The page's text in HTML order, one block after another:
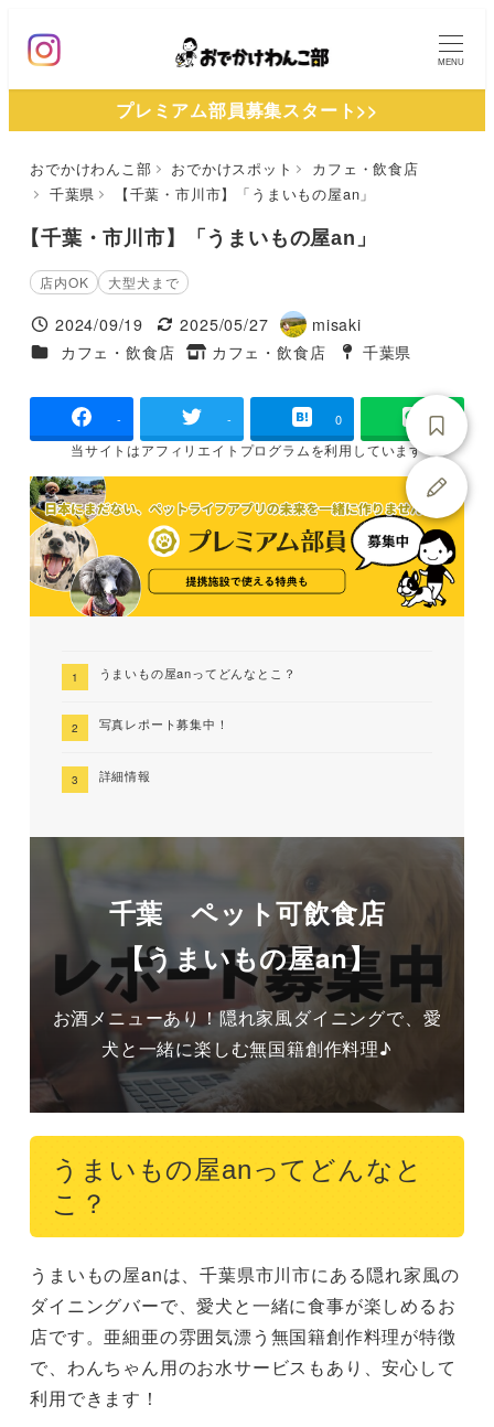
ン
MENU
プレミアム部員募集スタート>>
おでかけわんこ部 おでかけスポット
カフェ・飲食店
千葉県
【千葉・市川市】「うまいもの屋an」
【千葉・市川市】「うまいもの屋an」
店内OK 大型犬まで
投稿日
2024/09/19
更新日
2025/05/27
著
者
misaki
施設ジャンル
カフェ・飲食店
タグ
カフェ・飲食店
タグ
千葉県
- - 0
当サイトはアフィリエイトプログラムを利用しています
うまいもの屋anってどんなとこ？
写真レポート募集中！
詳細情報
千葉 ペット可飲食店
【うまいもの屋an】
お酒メニューあり！隠れ家風ダイニングで、愛
犬と一緒に楽しむ無国籍創作料理♪
うまいもの屋anってどんなと
こ？
うまいもの屋anは、千葉県市川市にある隠れ家風の
ダイニングバーで、愛犬と一緒に食事が楽しめるお
店です。亜細亜の雰囲気漂う無国籍創作料理が特徴
で、わんちゃん用のお水サービスもあり、安心して
利用できます！